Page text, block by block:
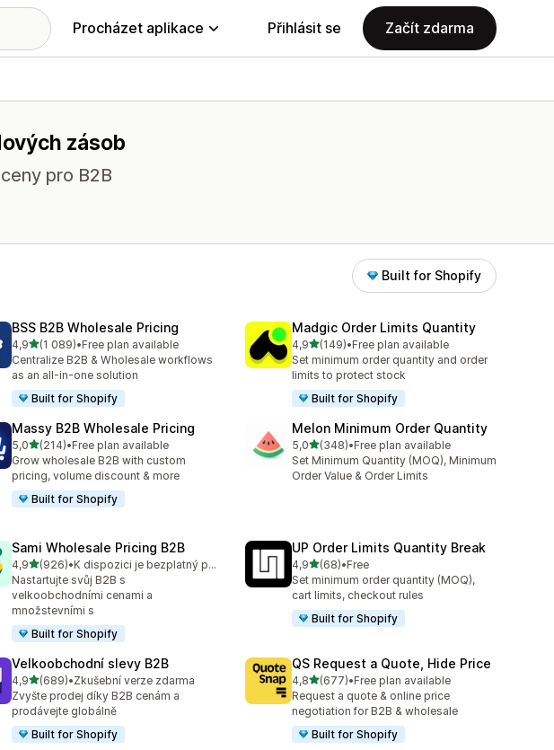
Procházet aplikace Přihlásit se Začít zdarma
zásob
pro B2B
Built for Shopify
BSS B2B Wholesale Pricing
4,9z 5 hvězd
(1 089)
Celkový počet recenzí: 1089
•Free plan available
Centralize B2B & Wholesale workflows
as an all-in-one solution
Built for Shopify
Madgic Order Limits Quantity
4,9z 5 hvězd
(149)
Celkový počet recenzí: 149
•Free plan available
Set minimum order quantity and order
limits to protect stock
Built for Shopify
Massy B2B Wholesale Pricing
5,0z 5 hvězd
(214)
Celkový počet recenzí: 214
•Free plan available
Grow wholesale B2B with custom
pricing, volume discount & more
Built for Shopify
Melon Minimum Order Quantity
5,0z 5 hvězd
(348)
Celkový počet recenzí: 348
•Free plan available
Set Minimum Quantity (MOQ), Minimum
Order Value & Order Limits
Sami Wholesale Pricing B2B
4,9z 5 hvězd
(926)
Celkový počet recenzí: 926
•
K dispozici je bezplatný plán
Nastartujte svůj B2B s
velkoobchodními cenami a
množstevními s
Built for Shopify
UP Order Limits Quantity Break
4,9z 5 hvězd
(68)
Celkový počet recenzí: 68
•Free
Set minimum order quantity (MOQ),
cart limits, checkout rules
Built for Shopify
Velkoobchodní slevy B2B
4,9z 5 hvězd
(689)
Celkový počet recenzí: 689
•Zkušební verze zdarma
Zvyšte prodej díky B2B cenám a
prodávejte globálně
Built for Shopify
QS Request a Quote, Hide Price
4,8z 5 hvězd
(677)
Celkový počet recenzí: 677
•Free plan available
Request a quote & online price
negotiation for B2B & wholesale
Built for Shopify